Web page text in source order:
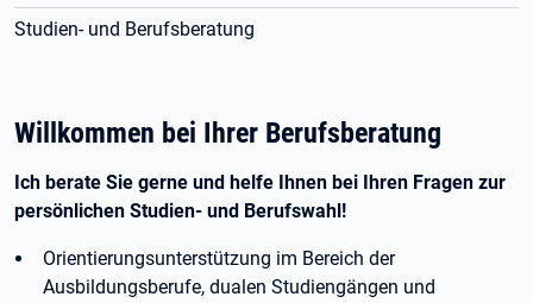
Studien- und Berufsberatung
Willkommen bei Ihrer Berufsberatung
Ich berate Sie gerne und helfe Ihnen bei Ihren Fragen zur
persönlichen Studien- und Berufswahl!
Orientierungsunterstützung im Bereich der
Ausbildungsberufe, dualen Studiengängen und